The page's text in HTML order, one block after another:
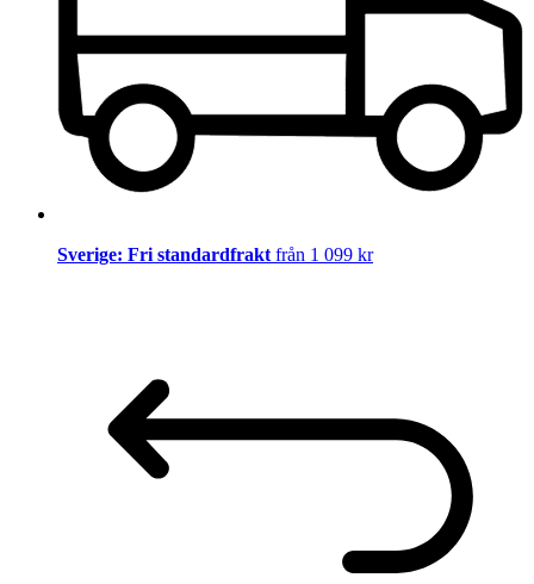
Sverige: Fri standardfrakt från 1 099 kr